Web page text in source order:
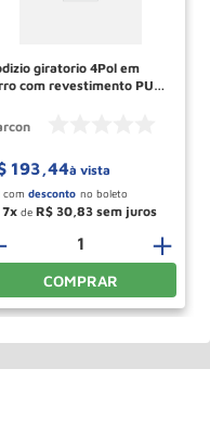
giratorio 4Pol em
com revestimento PU
193,44à vista
7 de R$ 30,83
＋
COMPRAR